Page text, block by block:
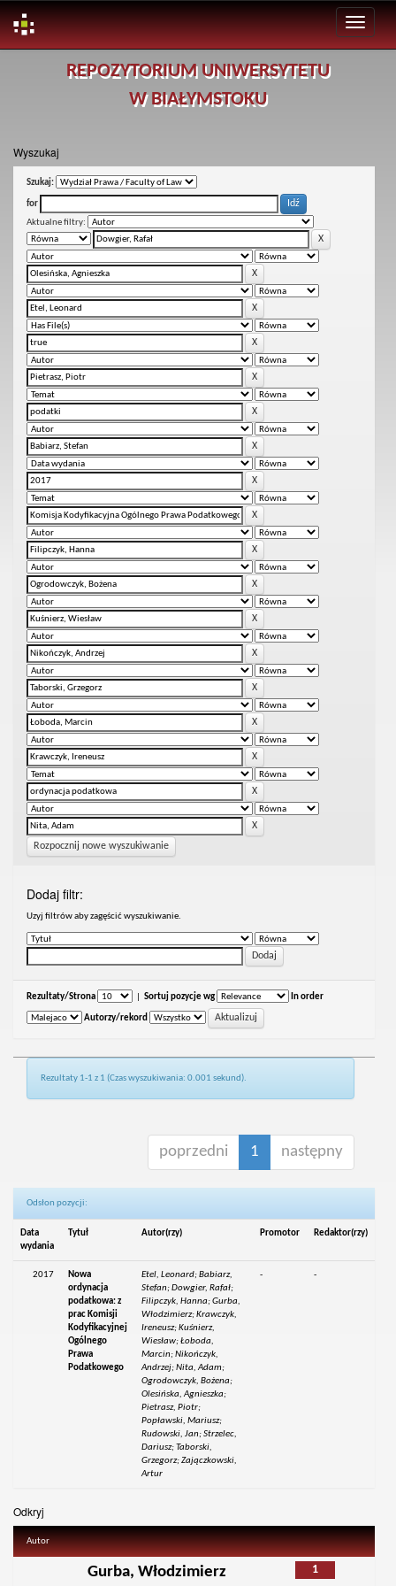
REPOZYTORIUM UNIWERSYTETU
W BIAŁYMSTOKU
Wyszukaj
Szukaj:
for
Aktualne filtry:
Rozpocznij nowe wyszukiwanie
Dodaj filtr:
Uzyj filtrów aby zagęścić wyszukiwanie.
Rezultaty/Strona Sortuj pozycje wg In order
Autorzy/rekord
Rezultaty 1-1 z 1 (Czas wyszukiwania: 0.001 sekund).
poprzedni 1 następny
Odsłon pozycji:
Data
wydania
Tytuł Autor(rzy) Promotor Redaktor(rzy)
2017
Nowa
ordynacja
podatkowa: z
prac Komisji
Kodyfikacyjnej
Ogólnego
Prawa
Podatkowego
Etel, Leonard; Babiarz,
Stefan; Dowgier, Rafał;
Filipczyk, Hanna; Gurba,
Włodzimierz; Krawczyk,
Ireneusz; Kuśnierz,
Wiesław; Łoboda,
Marcin; Nikończyk,
Andrzej; Nita, Adam;
Ogrodowczyk, Bożena;
Olesińska, Agnieszka;
Pietrasz, Piotr;
Popławski, Mariusz;
Rudowski, Jan; Strzelec,
Dariusz; Taborski,
Grzegorz; Zajączkowski,
Artur
- -
Odkryj
Autor
1
Gurba, Włodzimierz